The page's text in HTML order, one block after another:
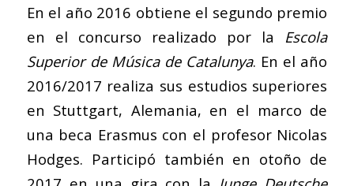
En el año 2016 obtiene el segundo premio
en el concurso realizado por la Escola
Superior de Música de Catalunya. En el año
2016/2017 realiza sus estudios superiores
en Stuttgart, Alemania, en el marco de
una beca Erasmus con el profesor Nicolas
Hodges. Participó también en otoño de